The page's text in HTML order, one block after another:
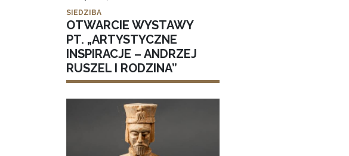
SIEDZIBA
OTWARCIE WYSTAWY
PT. „ARTYSTYCZNE
INSPIRACJE – ANDRZEJ
RUSZEL I RODZINA”